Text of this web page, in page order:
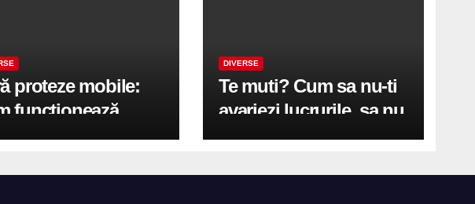
proteze mobile:
funcționează
completă
DIVERSE
Te muti? Cum sa nu-ti
avariezi lucrurile, sa nu
zgarii podeaua sau sa